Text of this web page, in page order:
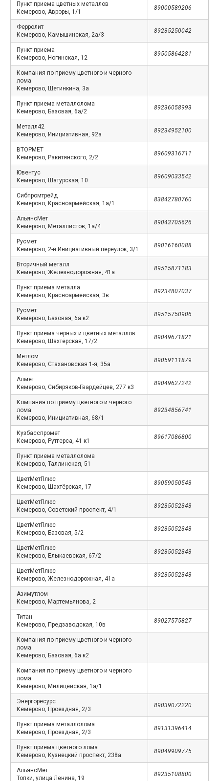
Пункт приема цветных металлов
Кемерово, Авроры, 1/1
89000589206
Ферролит
Кемерово, Камышинская, 2а/3
89235250042
Пункт приема
Кемерово, Ногинская, 12
89505864281
Компания по приему цветного и черного
лома
Кемерово, Щетинкина, 3а
Пункт приема металлолома
Кемерово, Базовая, 6а/2
89236058993
Металл42
Кемерово, Инициативная, 92а
89234952100
ВТОРМЕТ
Кемерово, Ракитянского, 2/2
89609316711
Ювентус
Кемерово, Шатурская, 10
89609033542
Сибпромтрейд
Кемерово, Красноармейская, 1а/1
83842780760
АльянсМет
Кемерово, Металлистов, 1а/4
89043705626
Русмет
Кемерово, 2-й Инициативный переулок, 3/1
89016160088
Вторичный металл
Кемерово, Железнодорожная, 41а
89515871183
Пункт приема металла
Кемерово, Красноармейская, 3в
89234807037
Русмет
Кемерово, Базовая, 6а к2
89515750906
Пункт приема черных и цветных металлов
Кемерово, Шахтёрская, 17/2
89049671821
Метлом
Кемерово, Стахановская 1-я, 35а
89059111879
Алмет
Кемерово, Сибиряков-Гвардейцев, 277 к3
89049627242
Компания по приему цветного и черного
лома
Кемерово, Инициативная, 68/1
89234856741
Кузбасспромет
Кемерово, Рутгерса, 41 к1
89617086800
Пункт приема металлолома
Кемерово, Таллинская, 51
ЦветМетПлюс
Кемерово, Шахтёрская, 17
89059050543
ЦветМетПлюс
Кемерово, Советский проспект, 4/1
89235052343
ЦветМетПлюс
Кемерово, Базовая, 5/2
89235052343
ЦветМетПлюс
Кемерово, Елыкаевская, 67/2
89235052343
ЦветМетПлюс
Кемерово, Железнодорожная, 41а
89235052343
Азимутлом
Кемерово, Мартемьянова, 2
Титан
Кемерово, Предзаводская, 10в
89027575827
Компания по приему цветного и черного
лома
Кемерово, Базовая, 6а к2
Компания по приему цветного и черного
лома
Кемерово, Милицейская, 1а/1
Энергоресурс
Кемерово, Проездная, 2/3
89039072220
Пункт приема металлолома
Кемерово, Проездная, 2/3
89131396414
Пункт приема цветного лома
Кемерово, Кузнецкий проспект, 238а
89049909775
АльянсМет
Топки, улица Ленина, 19
89235108800